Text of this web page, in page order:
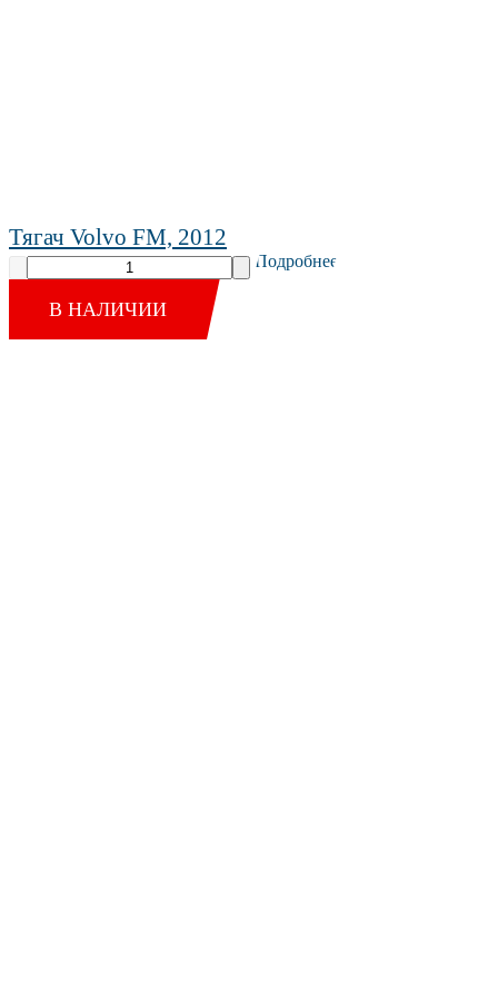
Тягач Volvo FM, 2012
Подробнее
В НАЛИЧИИ